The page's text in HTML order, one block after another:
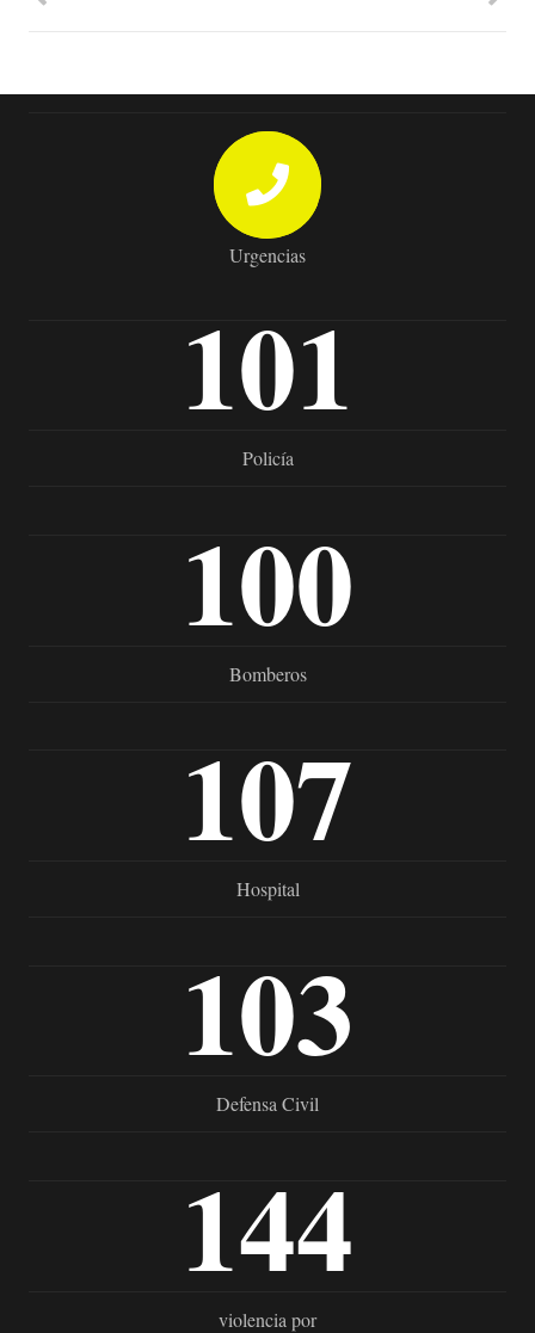
Urgencias
101
Policía
100
Bomberos
107
Hospital
103
Defensa Civil
144
violencia por